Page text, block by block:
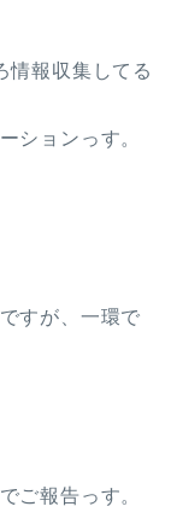
情報収集してる
ションっす。
すが、一環で
ご報告っす。